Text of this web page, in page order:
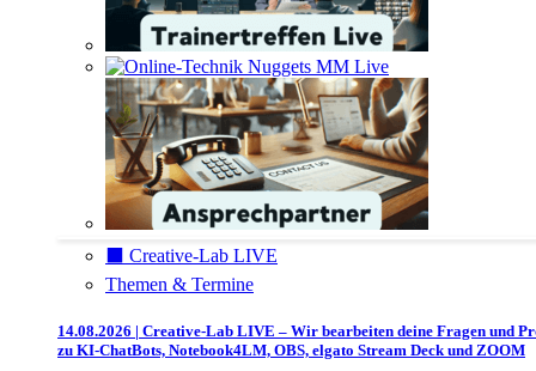
⬛️ Creative-Lab LIVE
Themen & Termine
14.08.2026 | Creative-Lab LIVE – Wir bearbeiten deine Fragen und
zu KI-ChatBots, Notebook4LM, OBS, elgato Stream Deck und ZOOM